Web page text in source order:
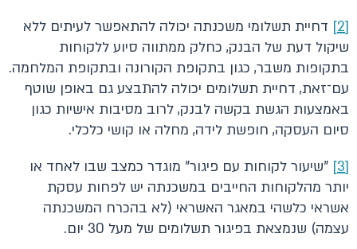
[2]
דחיית תשלומי משכנתה יכולה להתאפשר לעיתים ללא
שיקול דעת של הבנק, כחלק ממתווה סיוע ללקוחות
בתקופות משבר, כגון בתקופת הקורונה ובתקופת המלחמה.
עם־זאת, דחיית תשלומים יכולה להתבצע גם באופן שוטף
באמצעות הגשת בקשה לבנק, לרוב מסיבות אישיות כגון
סיום העסקה, חופשת לידה, מחלה או קושי כלכלי.
[3]
"שיעור לקוחות עם פיגור" מוגדר כמצב שבו לאחד או
יותר מהלקוחות החייבים במשכנתה יש לפחות עסקת
אשראי כלשהי במאגר האשראי (לא בהכרח המשכנתה
עצמה) שנמצאת בפיגור תשלומים של מעל 30 יום.